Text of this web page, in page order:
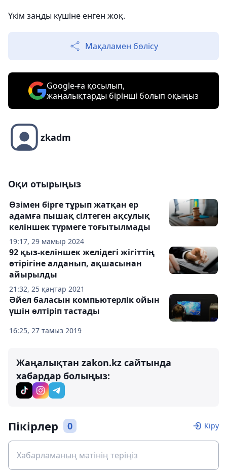
Үкім заңды күшіне енген жоқ.
Мақаламен бөлісу
Google-ға қосылып,
жаңалықтарды бірінші болып оқыңыз
zkadm
Оқи отырыңыз
19:17, 29 мамыр 2024
Өзімен бірге тұрып жатқан ер
адамға пышақ сілтеген ақсулық
келіншек түрмеге тоғытылмады
21:32, 25 қаңтар 2021
92 қыз-келіншек желідегі жігіттің
өтірігіне алданып, ақшасынан
айырылды
16:25, 27 тамыз 2019
Әйел баласын компьютерлік ойын
үшін өлтіріп тастады
Жаңалықтан zakon.kz сайтында
хабардар болыңыз:
Пікірлер 0 Кіру